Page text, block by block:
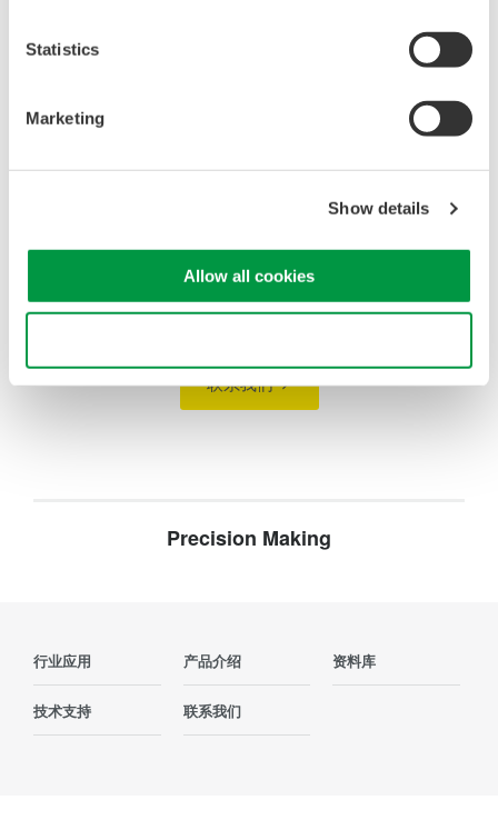
Statistics
Marketing
Show details
Allow all cookies
示波器只是波形测量解决方案的一部分。探头与测量仪器的相
互作用以及与被测电路的连接都会影响结果的质量和有效性。
701945高压探头（示波器）是一款100:1的无源探头，用于高达
寻找更多销售、技术和解决方案的信息？
联系我们
Precision Making
行业应用 产品介绍 资料库
技术支持 联系我们